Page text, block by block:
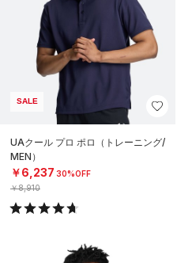
SALE
UAクール プロ ポロ（トレーニング/
MEN）
￥6,237 30%OFF
￥8,910